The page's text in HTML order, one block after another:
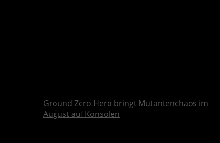
Ground Zero Hero bringt Mutantenchaos im
August auf Konsolen